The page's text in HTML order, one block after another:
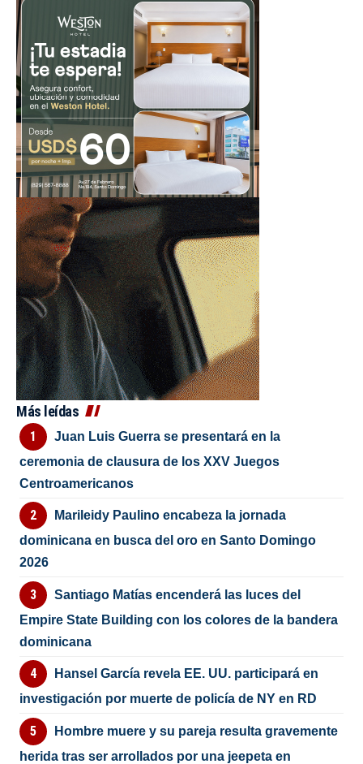
Más leídas
Juan Luis Guerra se presentará en la
ceremonia de clausura de los XXV Juegos
Centroamericanos
Marileidy Paulino encabeza la jornada
dominicana en busca del oro en Santo Domingo
2026
Santiago Matías encenderá las luces del
Empire State Building con los colores de la bandera
dominicana
Hansel García revela EE. UU. participará en
investigación por muerte de policía de NY en RD
Hombre muere y su pareja resulta gravemente
herida tras ser arrollados por una jeepeta en